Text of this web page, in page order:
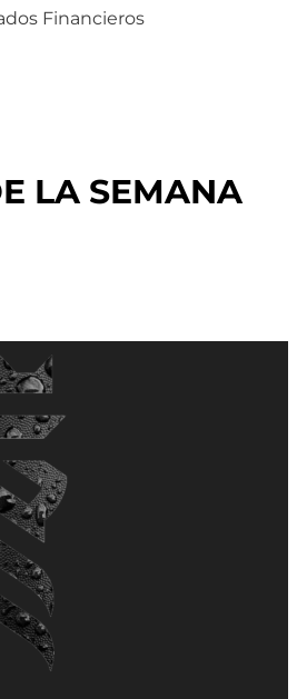
Financieros
LA SEMANA